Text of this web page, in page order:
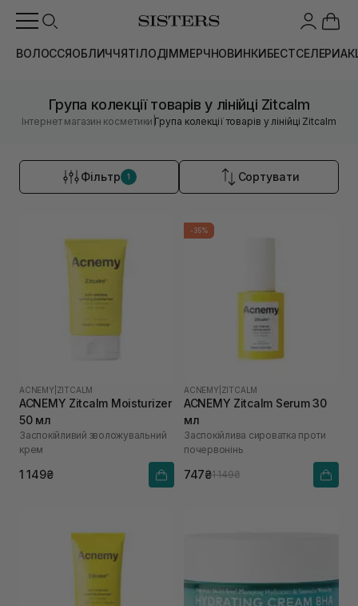
ВОЛОССЯОБЛИЧЧЯТІЛОДІММЕРЧНОВИНКИБЕСТСЕЛЕРИ
Група колекції товарів у лінійці Zitcalm
Інтернет магазин косметики |Група колекції товарів у лінійці Zitcalm
Фільтр 1 Сортувати
ACNEMY ZITCALM
ACNEMY Zitcalm Moisturizer
50 мл
Заспокійливий зволожувальний
крем
1 149₴
-35%
ACNEMY ZITCALM
ACNEMY Zitcalm Serum 30
мл
Заспокійлива сироватка проти
почервонінь
747₴1 149₴